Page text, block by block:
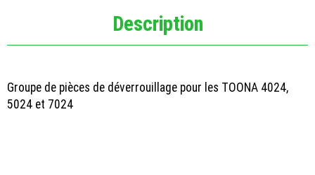
Description
Groupe de pièces de déverrouillage pour les TOONA 4024,
5024 et 7024